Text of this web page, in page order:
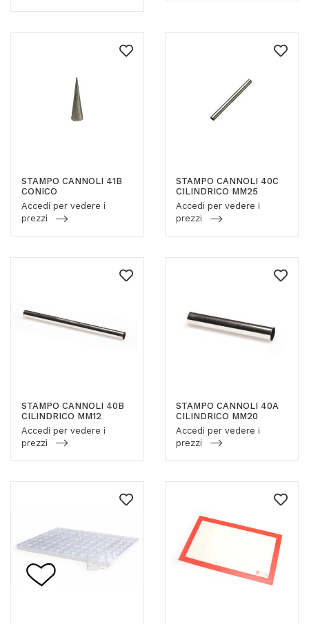
STAMPO CANNOLI 41B
CONICO
Accedi per vedere i
prezzi
STAMPO CANNOLI 40C
CILINDRICO MM25
Accedi per vedere i
prezzi
STAMPO CANNOLI 40B
CILINDRICO MM12
Accedi per vedere i
prezzi
STAMPO CANNOLI 40A
CILINDRICO MM20
Accedi per vedere i
prezzi